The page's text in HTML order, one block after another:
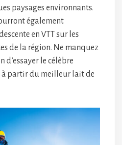
paysages environnants.
également
en VTT sur les
de la région. Ne manquez
d’essayer le célèbre
partir du meilleur lait de